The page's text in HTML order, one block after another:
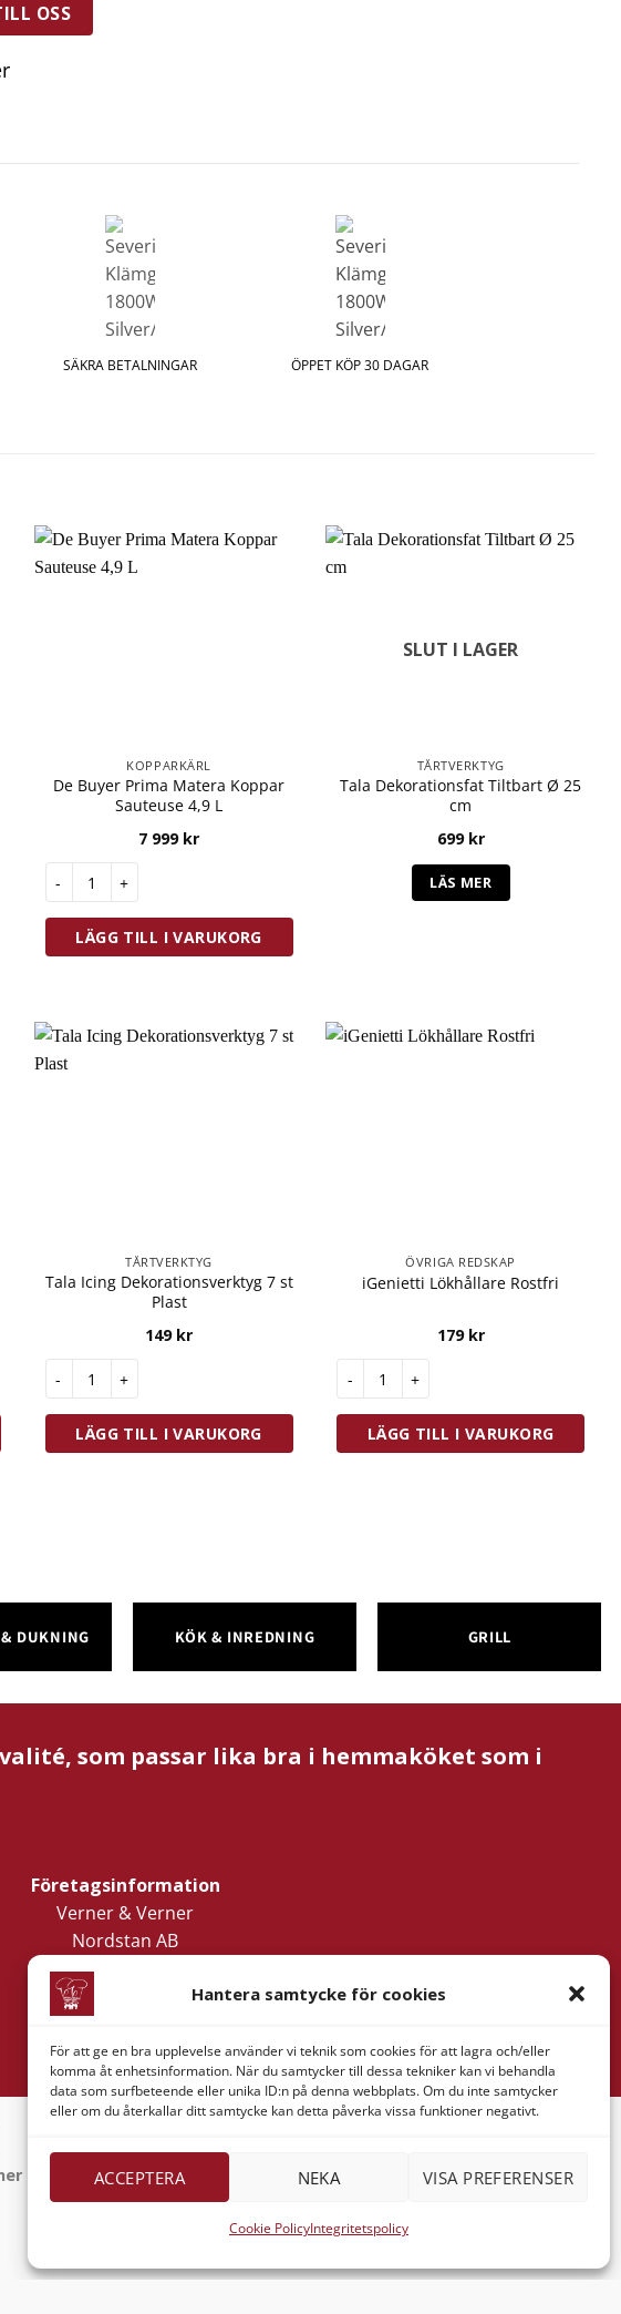
Hantera samtycke för cookies
För att ge en bra upplevelse använder vi teknik som cookies för att lagra och/eller
komma åt enhetsinformation. När du samtycker till dessa tekniker kan vi behandla
data som surfbeteende eller unika ID:n på denna webbplats. Om du inte samtycker
eller om du återkallar ditt samtycke kan detta påverka vissa funktioner negativt.
ACCEPTERA NEKA VISA PREFERENSER
Cookie PolicyIntegritetspolicy
OSS
SÄKRA BETALNINGAR ÖPPET KÖP 30 DAGAR
KOPPARKÄRL
De Buyer Prima Matera Koppar
Sauteuse 4,9 L
7 999 kr
De Buyer Prima Matera Koppar Sauteuse 4,9 L mängd
LÄGG TILL I VARUKORG
SLUT I LAGER
TÅRTVERKTYG
Tala Dekorationsfat Tiltbart Ø 25
cm
699 kr
LÄS MER
TÅRTVERKTYG
Tala Icing Dekorationsverktyg 7 st
Plast
149 kr
LÄGG TILL I VARUKORG
ÖVRIGA REDSKAP
iGenietti Lökhållare Rostfri
179 kr
LÄGG TILL I VARUKORG
DUKNING KÖK & INREDNING GRILL
som passar lika bra i hemmaköket som i
Företagsinformation
Verner & Verner
Nordstan AB
Lilla Klädpressaregatan
411 05 Göteborg
Nordstan AB